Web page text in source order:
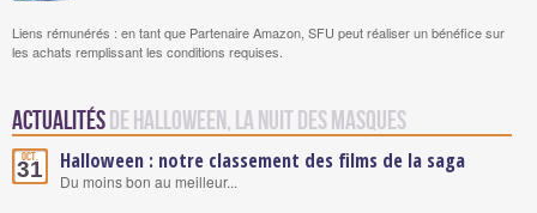
Liens rémunérés : en tant que Partenaire Amazon, SFU peut réaliser un bénéfice sur
les achats remplissant les conditions requises.
Actualités de Halloween, la nuit des masques
Oct.
31 Halloween : notre classement des films de la saga
Du moins bon au meilleur...